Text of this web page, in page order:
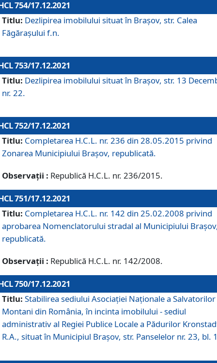
754/17.12.2021
Titlu: Dezlipirea imobilului situat în Brașov, str. Calea
Făgărașului f.n.
753/17.12.2021
Titlu: Dezlipirea imobilului situat în Brașov, str. 13
nr. 22.
752/17.12.2021
Titlu: Completarea H.C.L. nr. 236 din 28.05.2015 privind
Zonarea Municipiului Braşov, republicată.
Observații : Republică H.C.L. nr. 236/2015.
751/17.12.2021
Titlu: Completarea H.C.L. nr. 142 din 25.02.2008 privind
aprobarea Nomenclatorului stradal al Municipiului
republicată.
Observații : Republică H.C.L. nr. 142/2008.
750/17.12.2021
Titlu: Stabilirea sediului Asociației Naționale a Salvatorilor
Montani din România, în incinta imobilului - sediul
administrativ al Regiei Publice Locale a Pădurilor
R.A., situat în Municipiul Braşov, str. Panselelor nr. 23, bl.